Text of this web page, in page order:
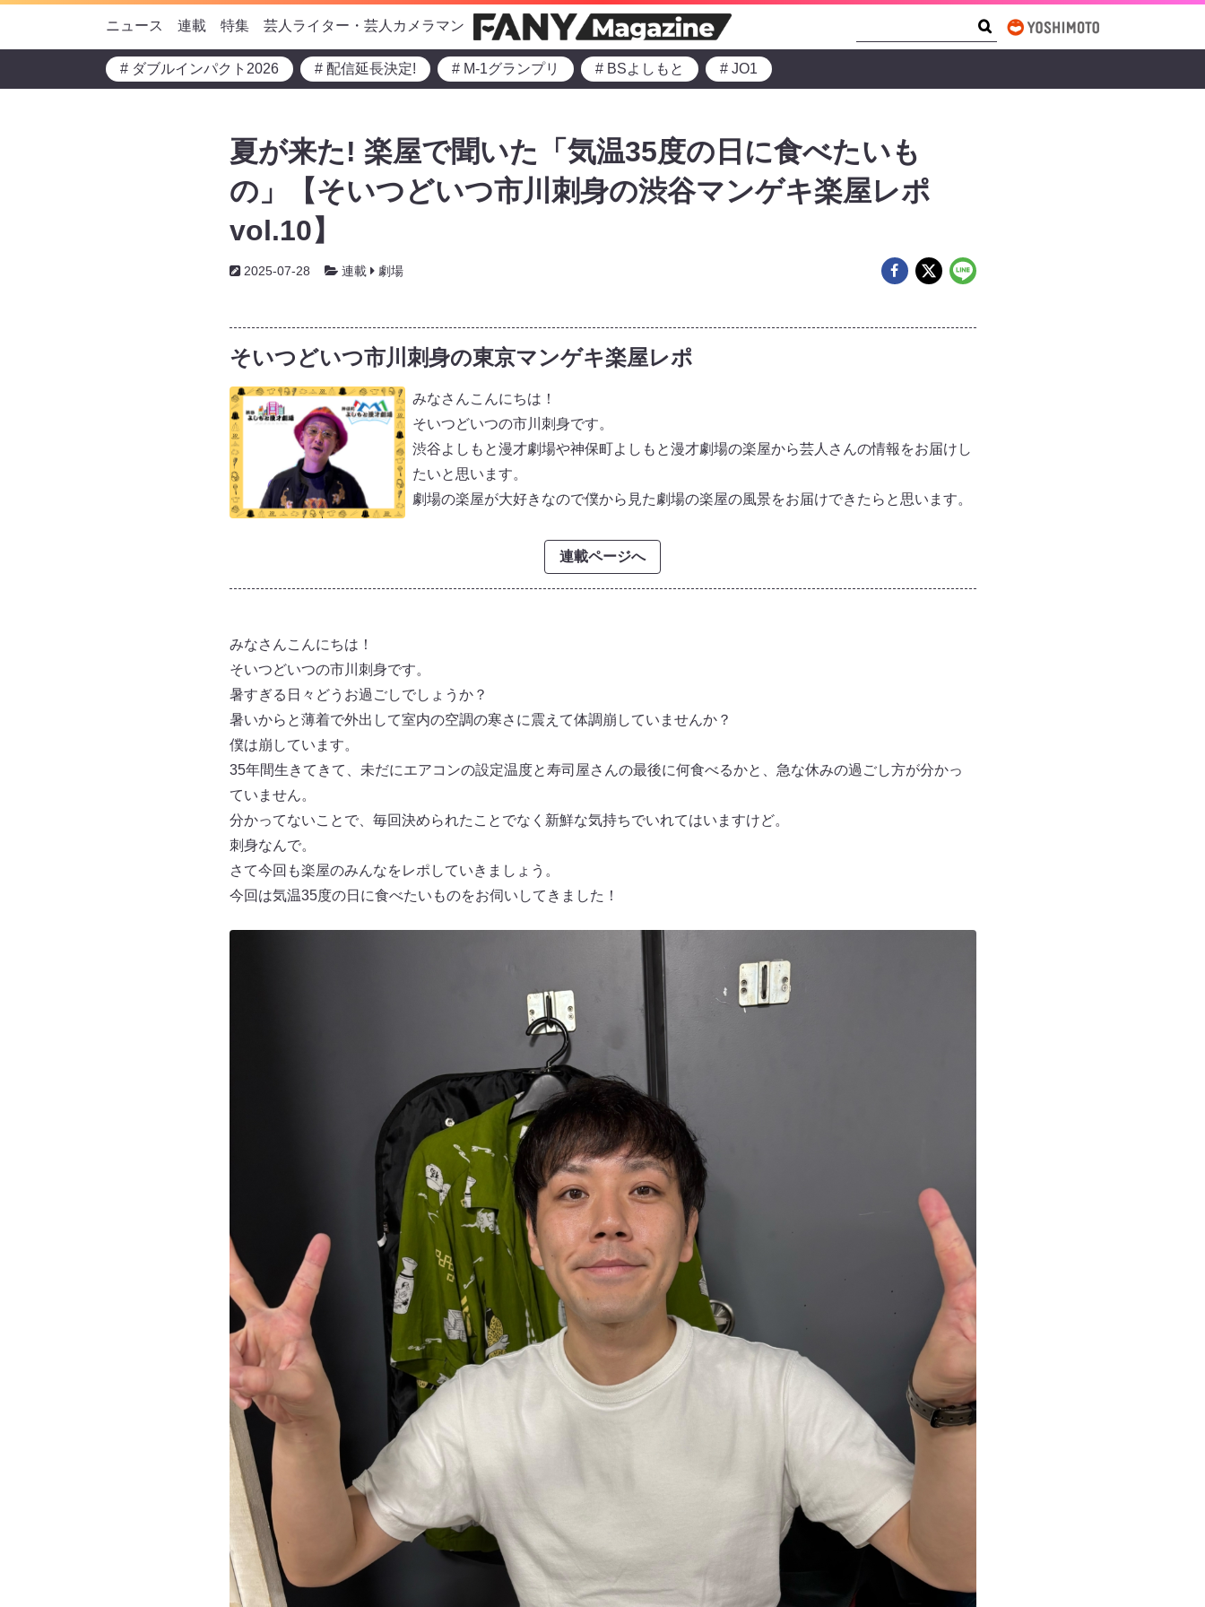
ニュース 連載 特集 芸人ライター・芸人カメラマン
# ダブルインパクト2026 # 配信延長決定! # M-1グランプリ # BSよしもと # JO1
夏が来た! 楽屋で聞いた「気温35度の日に食べたいも
の」【そいつどいつ市川刺身の渋谷マンゲキ楽屋レポ
vol.10】
2025-07-28 連載 劇場
そいつどいつ市川刺身の東京マンゲキ楽屋レポ
みなさんこんにちは！
そいつどいつの市川刺身です。
渋谷よしもと漫才劇場や神保町よしもと漫才劇場の楽屋から芸人さんの情報をお届けし
たいと思います。
劇場の楽屋が大好きなので僕から見た劇場の楽屋の風景をお届けできたらと思います。
連載ページへ
みなさんこんにちは！
そいつどいつの市川刺身です。
暑すぎる日々どうお過ごしでしょうか？
暑いからと薄着で外出して室内の空調の寒さに震えて体調崩していませんか？
僕は崩しています。
35年間生きてきて、未だにエアコンの設定温度と寿司屋さんの最後に何食べるかと、急な休みの過ごし方が分かっ
ていません。
分かってないことで、毎回決められたことでなく新鮮な気持ちでいれてはいますけど。
刺身なんで。
さて今回も楽屋のみんなをレポしていきましょう。
今回は気温35度の日に食べたいものをお伺いしてきました！